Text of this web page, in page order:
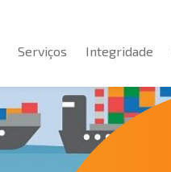
Serviços Integridade